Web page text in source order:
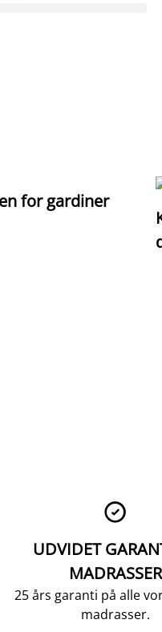
for gardiner

UDVIDET
MADRASSER
25 års garanti på alle
madrasser.